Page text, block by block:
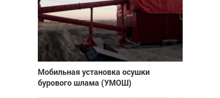
Мобильная установка осушки
бурового шлама (УМОШ)